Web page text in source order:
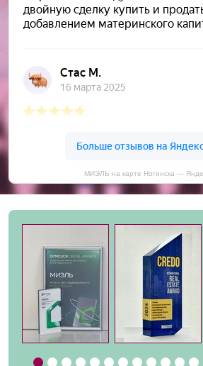
МИЭЛЬ на карте Ногинска —